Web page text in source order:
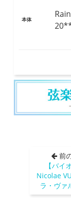
本体
前
【バイ
Nicolae
ラ・ヴァ